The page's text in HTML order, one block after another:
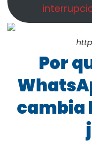
Por
cambia